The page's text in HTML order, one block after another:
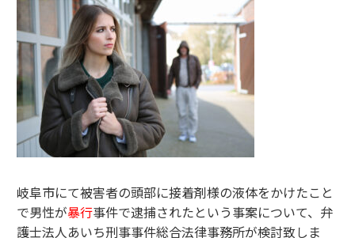
岐阜市にて被害者の頭部に接着剤様の液体をかけたこと
で男性が暴行事件で逮捕されたという事案について、弁
護士法人あいち刑事事件総合法律事務所が検討致しま